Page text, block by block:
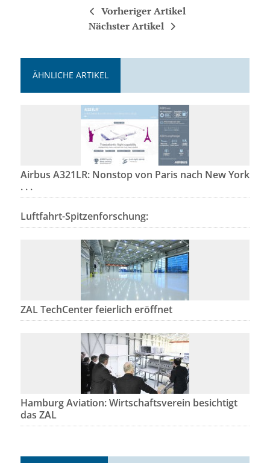
Vorheriger Artikel
Nächster Artikel
ÄHNLICHE ARTIKEL
Airbus A321LR: Nonstop von Paris nach New York
. . .
Luftfahrt-Spitzenforschung:
ZAL TechCenter feierlich eröffnet
Hamburg Aviation: Wirtschaftsverein besichtigt
das ZAL